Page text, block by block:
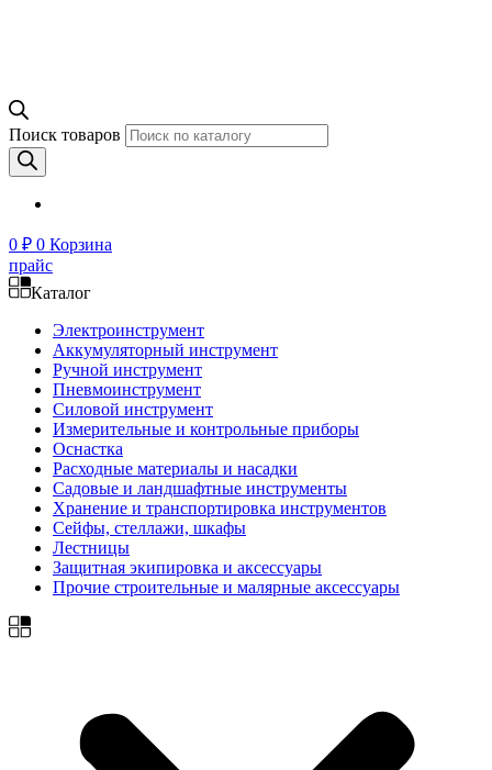
Поиск товаров
0 ₽ 0 Корзина
прайс
Каталог
Электроинструмент
Аккумуляторный инструмент
Ручной инструмент
Пневмоинструмент
Силовой инструмент
Измерительные и контрольные приборы
Оснастка
Расходные материалы и насадки
Садовые и ландшафтные инструменты
Хранение и транспортировка инструментов
Сейфы, стеллажи, шкафы
Лестницы
Защитная экипировка и аксессуары
Прочие строительные и малярные аксессуары